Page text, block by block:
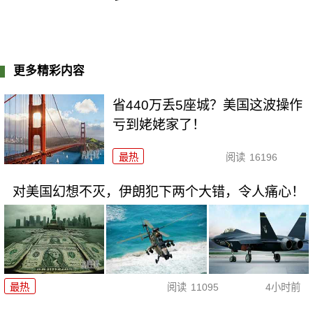
更多精彩内容
省440万丢5座城？美国这波操作
亏到姥姥家了！
最热 阅读 16196
对美国幻想不灭，伊朗犯下两个大错，令人痛心！
最热 阅读 11095 4小时前